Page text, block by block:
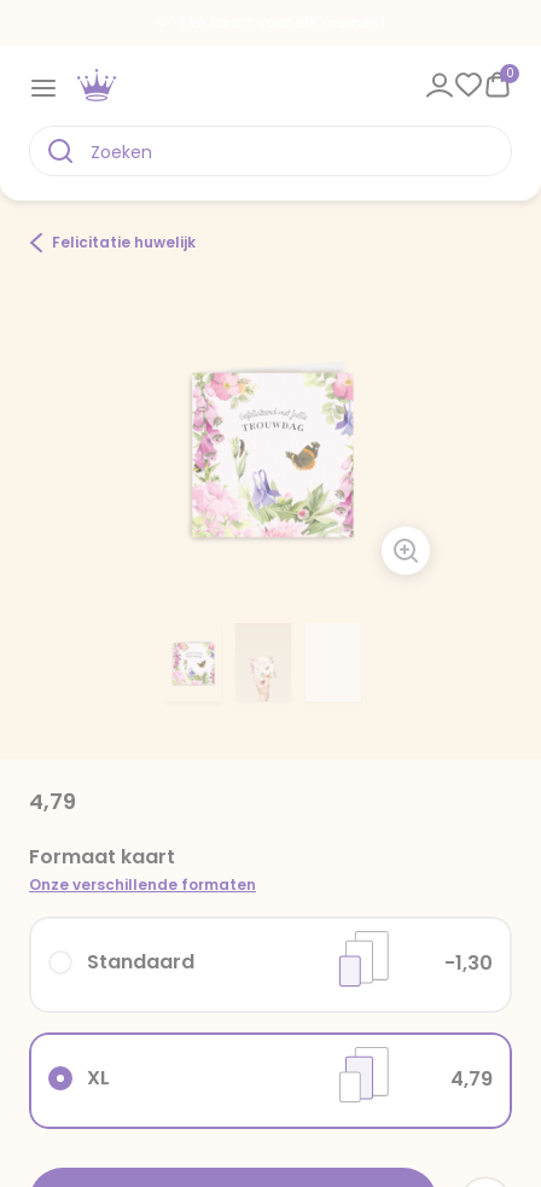
0
Felicitatie huwelijk
4,79
Formaat kaart
Onze verschillende formaten
XL 4,79
Standaard -1,30